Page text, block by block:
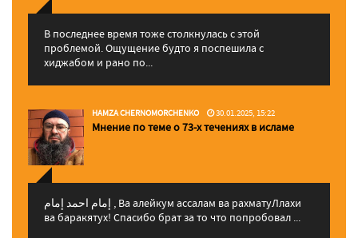
В последнее время тоже столкнулась с этой
проблемой. Ощущение будто я поспешила с
хиджабом и рано по...
HAMZA CHERNOMORCHENKO 30.01.2025, 15:22
Мнение по теме о 73-х течениях в исламе
إمام احمد إمام , Ва алейкум ассалам ва рахматуЛлахи
ва баракятух! Спасибо брат за то что попробовал ...